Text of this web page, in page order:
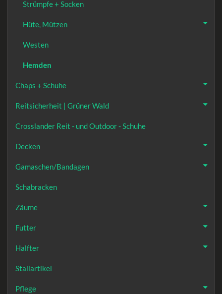
Strümpfe + Socken
Hüte, Mützen
Westen
Hemden
Chaps + Schuhe
Reitsicherheit | Grüner Wald
Crosslander Reit - und Outdoor - Schuhe
Decken
Gamaschen/Bandagen
Schabracken
Zäume
Futter
Halfter
Stallartikel
Pflege